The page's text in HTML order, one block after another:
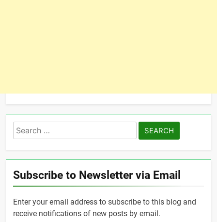
Search
for:
Subscribe to Newsletter via Email
Enter your email address to subscribe to this blog and
receive notifications of new posts by email.